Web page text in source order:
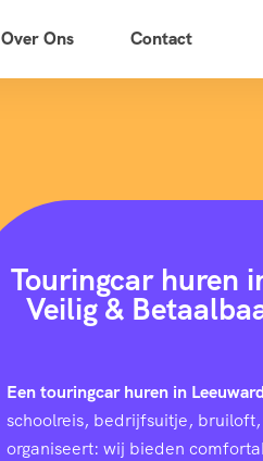
Over Ons Contact
Touringcar huren
Veilig &
Een touringcar huren in
schoolreis, bedrijfsuitje,
organiseert: wij bieden